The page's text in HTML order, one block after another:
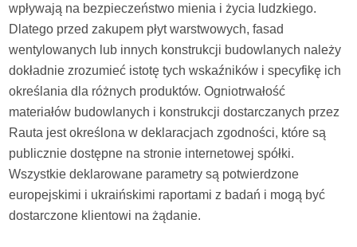
wpływają na bezpieczeństwo mienia i życia ludzkiego.
Dlatego przed zakupem płyt warstwowych, fasad
wentylowanych lub innych konstrukcji budowlanych należy
dokładnie zrozumieć istotę tych wskaźników i specyfikę ich
określania dla różnych produktów. Ogniotrwałość
materiałów budowlanych i konstrukcji dostarczanych przez
Rauta jest określona w deklaracjach zgodności, które są
publicznie dostępne na stronie internetowej spółki.
Wszystkie deklarowane parametry są potwierdzone
europejskimi i ukraińskimi raportami z badań i mogą być
dostarczone klientowi na żądanie.